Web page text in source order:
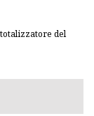
del